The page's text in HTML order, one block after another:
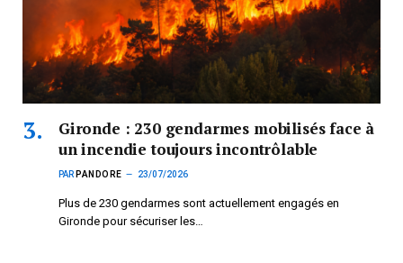
Gironde : 230 gendarmes mobilisés face à
un incendie toujours incontrôlable
PAR PANDORE 23/07/2026
Plus de 230 gendarmes sont actuellement engagés en
Gironde pour sécuriser les…